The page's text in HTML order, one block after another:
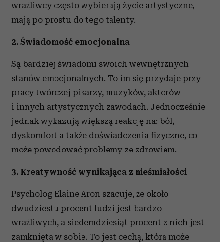
wrażliwcy często wybierają życie artystyczne,
mają po prostu do tego talenty.
2. Świadomość emocjonalna
Są bardziej świadomi swoich wewnętrznych
stanów emocjonalnych. To im się przydaje przy
pracy twórczej pisarzy, muzyków, aktorów
i innych artystycznych zawodach. Jednocześnie
jednak wykazują większą reakcję na: ból,
dyskomfort a także doświadczenia fizyczne, co
może powodować problemy ze zdrowiem.
3. Kreatywność wynikająca z nieśmiałości
Psycholog Elaine Aron szacuje, że około
dwudziestu procent ludzi jest bardzo
wrażliwych, a siedemdziesiąt procent z nich jest
zamknięta w sobie. To jest cechą, która może